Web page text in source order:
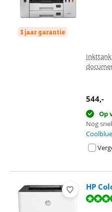
3 jaar garantie
Inkttank
544,-
Op
Nog
HP
Beoordeling is 8,2 van de 10,